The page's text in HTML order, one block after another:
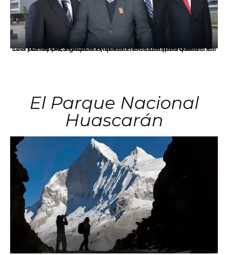
Los principales grupos empresariales del país mantienen una fuerte presencia en Áncash mediante inversiones en comercio, educación, salud e industria pesquera.
El Parque Nacional
Huascarán